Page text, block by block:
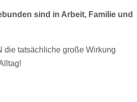
sind in Arbeit, Familie und
die tatsächliche große Wirkung